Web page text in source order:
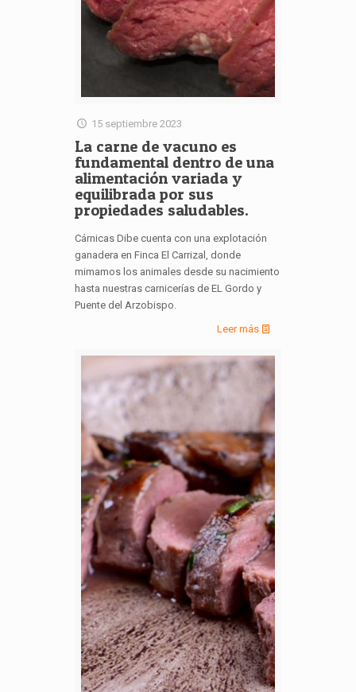
15 septiembre 2023
La carne de vacuno es
fundamental dentro de una
alimentación variada y
equilibrada por sus
propiedades saludables.
Cárnicas Dibe cuenta con una explotación
ganadera en Finca El Carrizal, donde
mimamos los animales desde su nacimiento
hasta nuestras carnicerías de EL Gordo y
Puente del Arzobispo.
Leer más